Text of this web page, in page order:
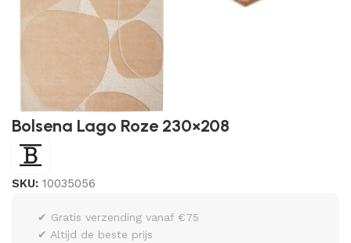
Bolsena Lago Roze 230×208
SKU: 10035056
✔ Gratis verzending vanaf €75
✔ Altijd de beste prijs